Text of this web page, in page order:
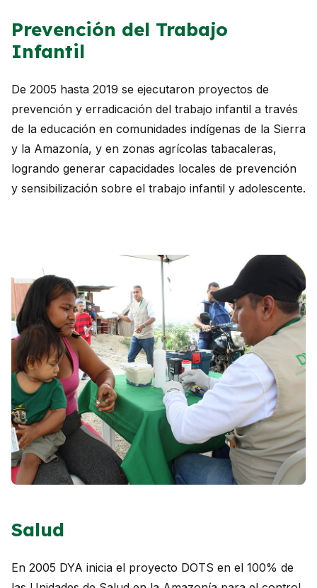
Prevención del Trabajo
Infantil
De 2005 hasta 2019 se ejecutaron proyectos de
prevención y erradicación del trabajo infantil a través
de la educación en comunidades indígenas de la Sierra
y la Amazonía, y en zonas agrícolas tabacaleras,
logrando generar capacidades locales de prevención
y sensibilización sobre el trabajo infantil y adolescente.
Salud
En 2005 DYA inicia el proyecto DOTS en el 100% de